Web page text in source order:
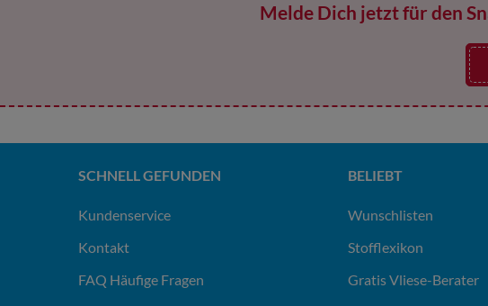
Melde Dich jetzt für den
SCHNELL GEFUNDEN
Kundenservice
Kontakt
FAQ Häufige Fragen
BELIEBT
Wunschlisten
Stofflexikon
Gratis Vliese-Berater